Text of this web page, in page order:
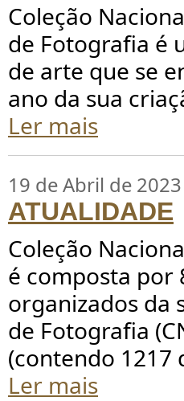
Coleção
de Fotografia é
de arte que se
ano da sua
Ler mais
19 de Abril de 2023
ATUALIDADE
Coleção
é composta por
organizados da
de Fotografia
(contendo
Ler mais